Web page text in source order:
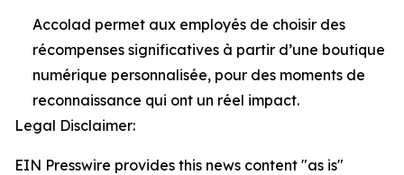
Accolad permet aux employés de choisir des
récompenses significatives à partir d’une boutique
numérique personnalisée, pour des moments de
reconnaissance qui ont un réel impact.
Legal Disclaimer:
EIN Presswire provides this news content "as is"